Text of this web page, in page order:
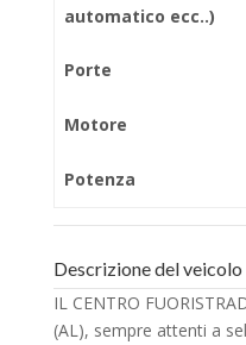
automatico ecc..)
Porte
Motore
Potenza
Descrizione del veicolo
IL CENTRO
(AL), sempre attenti a